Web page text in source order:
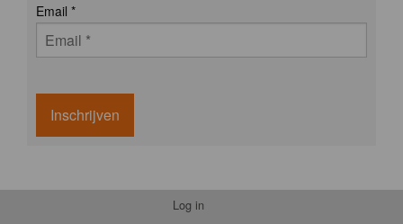
Email *
Inschrijven
Log in